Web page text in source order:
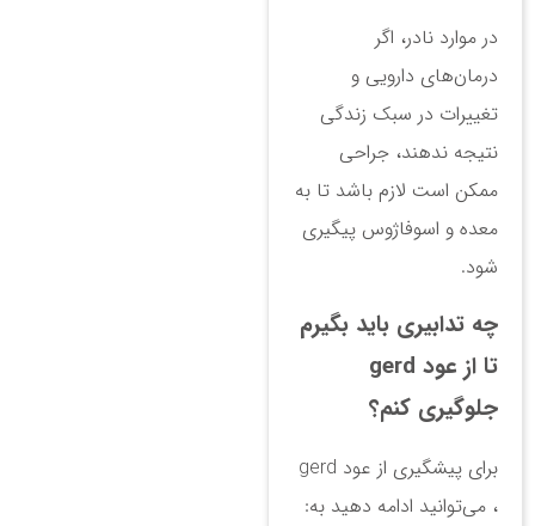
در موارد نادر، اگر
درمان‌های دارویی و
تغییرات در سبک زندگی
نتیجه ندهند، جراحی
ممکن است لازم باشد تا به
معده و اسوفاژوس پیگیری
شود.
چه تدابیری باید بگیرم
تا از عود gerd
جلوگیری کنم؟
برای پیشگیری از عود gerd
، می‌توانید ادامه دهید به: